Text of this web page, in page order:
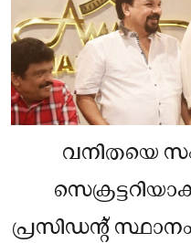
വനിതയെ
പ്രസിഡൻ്റ്